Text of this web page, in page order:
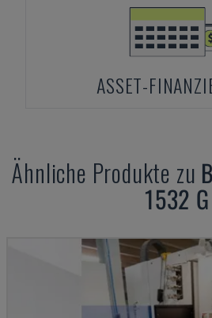
ASSET-
Ähnliche Produkte zu
1532 G